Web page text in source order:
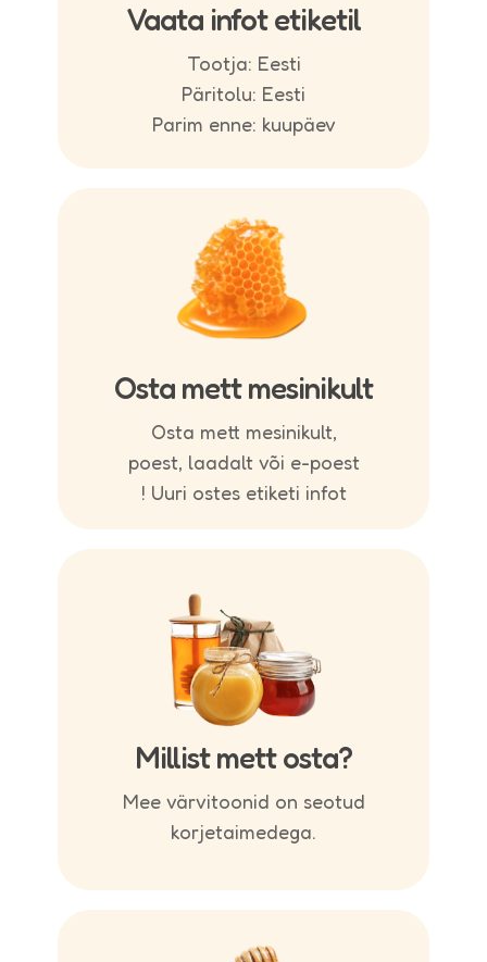
Vaata infot etiketil
Tootja: Eesti
Päritolu: Eesti
Parim enne: kuupäev
Osta mett mesinikult
Osta mett mesinikult,
poest, laadalt või e-poest
! Uuri ostes etiketi infot
Millist mett osta?
Mee värvitoonid on seotud
korjetaimedega.